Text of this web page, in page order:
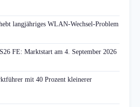
langjähriges WLAN-Wechsel-Problem
FE: Marktstart am 4. September 2026
mit 40 Prozent kleinerer